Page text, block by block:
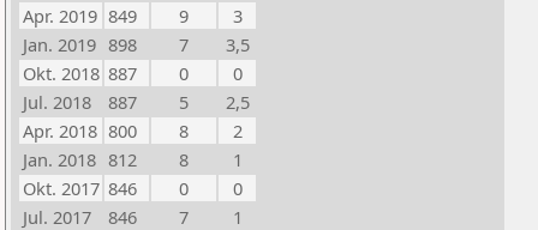
Apr. 2019 849 9
3
Jan. 2019 898 7
3,5
Okt. 2018 887 0
0
Jul. 2018
887 5
2,5
Apr. 2018 800 8
2
Jan. 2018 812 8
1
Okt. 2017 846 0
0
Jul. 2017
846 7
1